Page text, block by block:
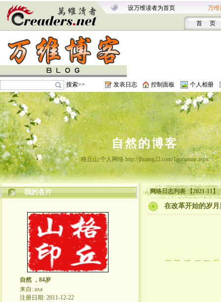
设万维读者为首页 万维
首 页
搜索>> 发表日志 控制面板 个人相册
自然的博客
格丘山 个人网络 http://jhuang22.com/1gonature.aspx
我的名片
自然 ，84岁
来自: usa
注册日期: 2011-12-22
网络日志列表 【2021-11】
在改革开始的岁月